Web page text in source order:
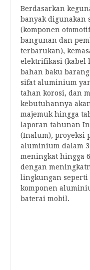
Berdasarkan
banyak digunakan
(komponen
bangunan dan
terbarukan),
elektrifikasi (kabel
bahan baku
sifat aluminium
tahan korosi, dan
kebutuhannya
majemuk hingga
laporan tahunan
(Inalum), proyeksi
aluminium dalam
meningkat hingga
dengan
lingkungan seperti
komponen
baterai mobil.